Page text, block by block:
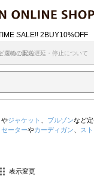
輸の配送遅延・停止について
スのご案内
やジャケット ブルゾンなど
セーターやカーディガン ス
表示変更